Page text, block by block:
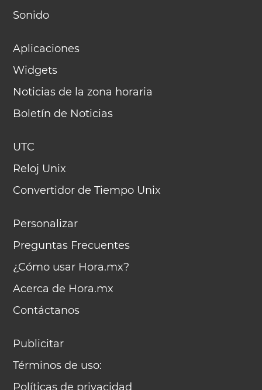
Sonido
Aplicaciones
Widgets
Noticias de la zona horaria
Boletín de Noticias
UTC
Reloj Unix
Convertidor de Tiempo Unix
Personalizar
Preguntas Frecuentes
¿Cómo usar Hora.mx?
Acerca de Hora.mx
Contáctanos
Publicitar
Términos de uso:
Políticas de privacidad